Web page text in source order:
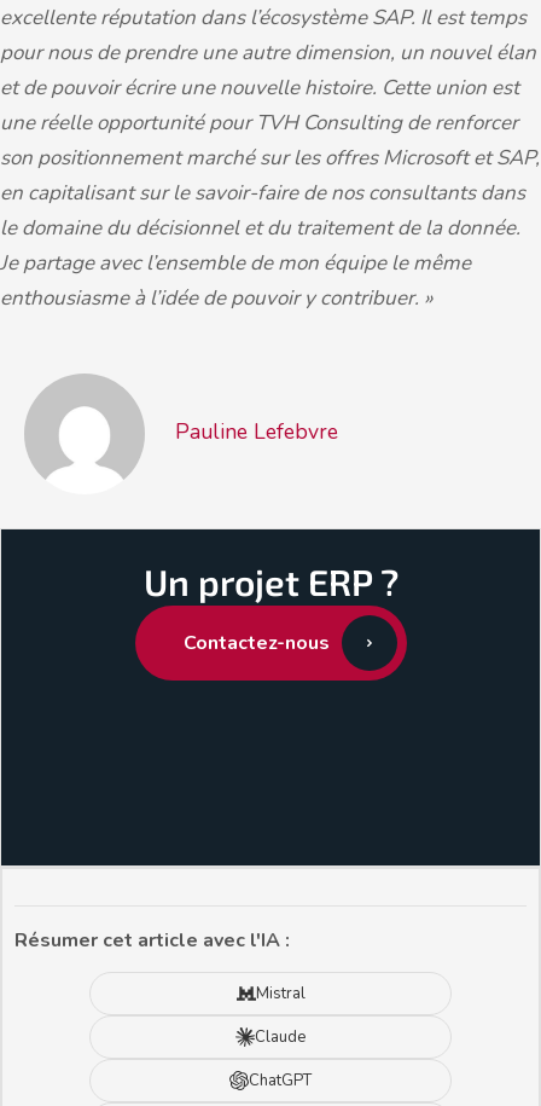
excellente réputation dans l’écosystème SAP. Il est temps
pour nous de prendre une autre dimension, un nouvel élan
et de pouvoir écrire une nouvelle histoire. Cette union est
une réelle opportunité pour TVH Consulting de renforcer
son positionnement marché sur les offres Microsoft et SAP,
en capitalisant sur le savoir-faire de nos consultants dans
le domaine du décisionnel et du traitement de la donnée.
Je partage avec l’ensemble de mon équipe le même
enthousiasme à l’idée de pouvoir y contribuer. »
Pauline Lefebvre
Un projet ERP ?
Contactez-nous
Résumer cet article avec l'IA :
Mistral
Claude
ChatGPT